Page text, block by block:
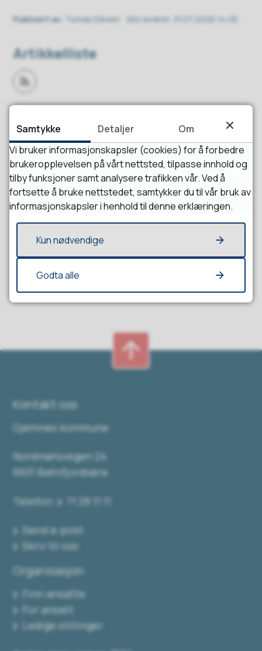
Publisert av Tomas Eikrem Sist endret 31.07.2026 14:05
Artikkelliste
Abonner på RSS
Fant du det du lette etter?
Kontakt oss
Gjemnes kommune
Nordmørsvegen 24
6631 Batnfjordsøra
Telefon: 71 29 11 11
Send e-post
Skriv til oss
Organisasjon
Finn ansatte
For ansatt
Ledige stillinger
Samtykke Detaljer
Om
Vi bruker informasjonskapsler (cookies) for å forbedre
brukeropplevelsen på vårt nettsted, tilpasse innhold og
tilby funksjoner samt analysere trafikken vår. Ved å
fortsette å bruke nettstedet, samtykker du til vår bruk av
informasjonskapsler i henhold til denne erklæringen.
Kun nødvendige
Godta alle